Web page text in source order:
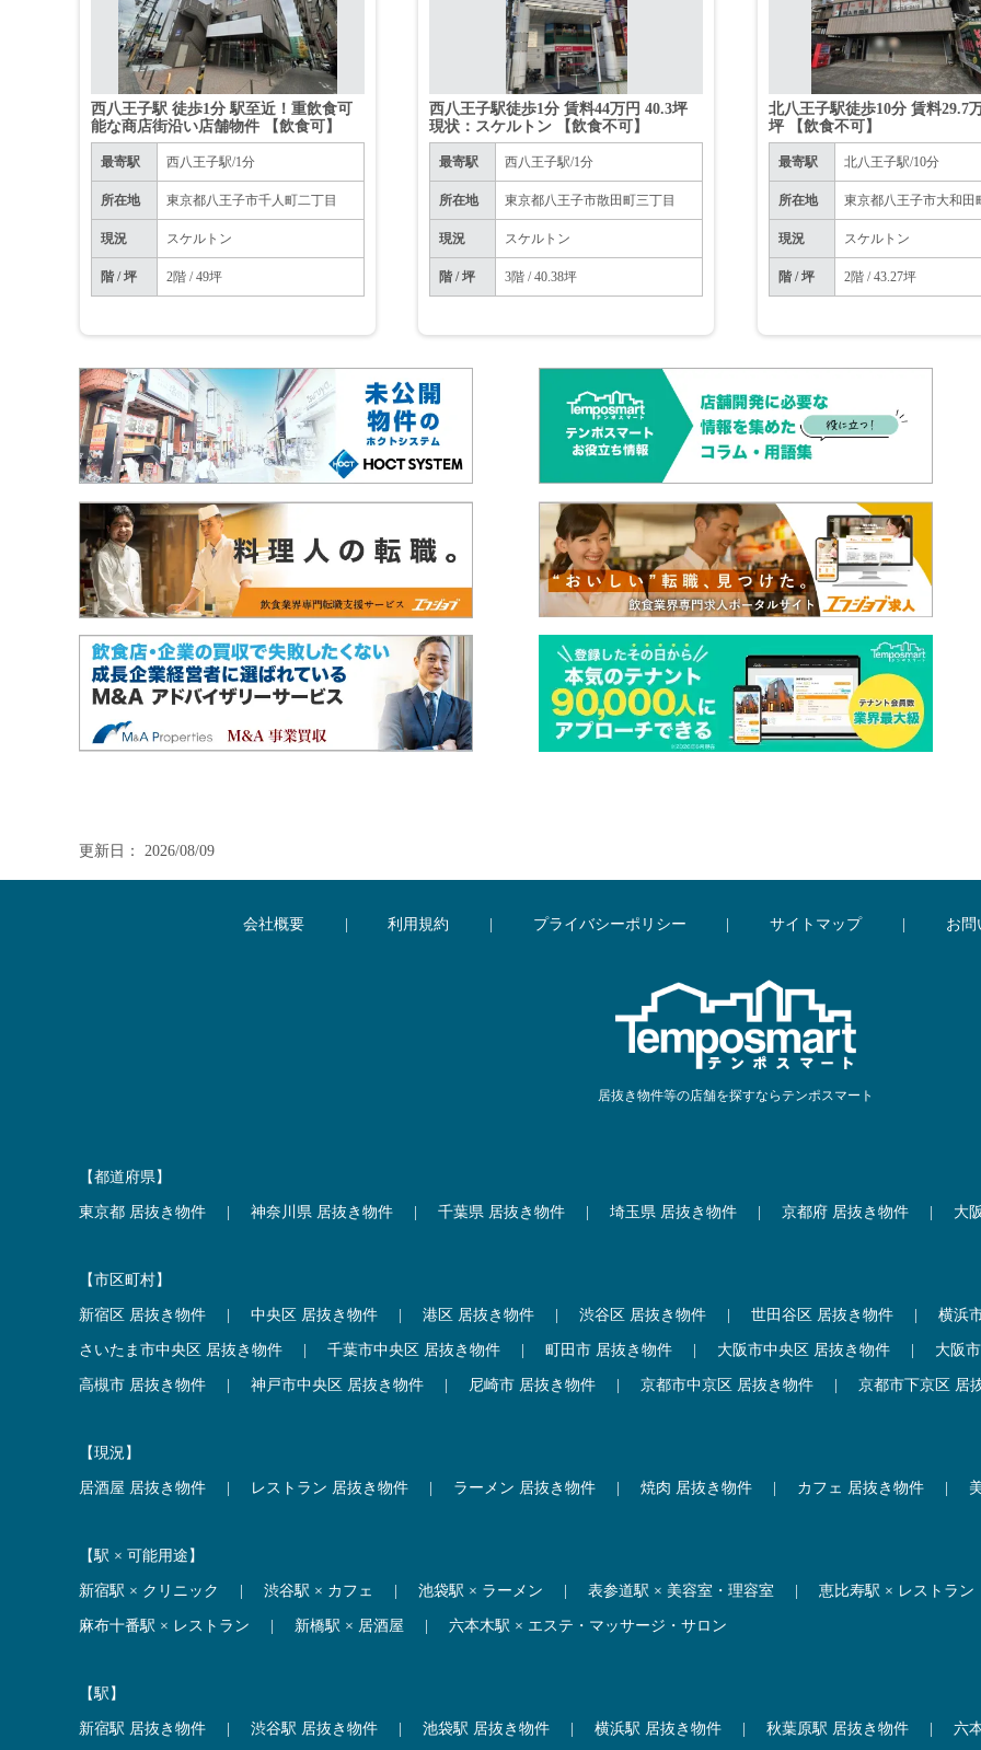
西八王子駅 徒歩1分 駅至近！重飲食可
能な商店街沿い店舗物件 【飲食可】
最寄駅 西八王子駅/1分
所在地 東京都八王子市千人町二丁目
現況 スケルトン
階 / 坪 2階 / 49坪
西八王子駅徒歩1分 賃料44万円 40.3坪
現状：スケルトン 【飲食不可】
最寄駅 西八王子駅/1分
所在地 東京都八王子市散田町三丁目
現況 スケルトン
階 / 坪 3階 / 40.38坪
北八王子駅徒歩10分 賃料29.7
坪 【飲食不可】
最寄駅 北八王子駅/10分
所在地 東京都八王子市大和田
現況 スケルトン
階 / 坪 2階 / 43.27坪
更新日： 2026/08/09
会社概要 利用規約 プライバシーポリシー サイトマップ お問
居抜き物件等の店舗を探すならテンポスマート
【都道府県】
東京都 居抜き物件 神奈川県 居抜き物件 千葉県 居抜き物件 埼玉県 居抜き物件 京都府 居抜き物件 大
【市区町村】
新宿区 居抜き物件 中央区 居抜き物件 港区 居抜き物件 渋谷区 居抜き物件 世田谷区 居抜き物件 横浜
さいたま市中央区 居抜き物件 千葉市中央区 居抜き物件 町田市 居抜き物件 大阪市中央区 居抜き物件 大阪
高槻市 居抜き物件 神戸市中央区 居抜き物件 尼崎市 居抜き物件 京都市中京区 居抜き物件 京都市下京区 居
【現況】
居酒屋 居抜き物件 レストラン 居抜き物件 ラーメン 居抜き物件 焼肉 居抜き物件 カフェ 居抜き物件
【駅 × 可能用途】
新宿駅 × クリニック 渋谷駅 × カフェ 池袋駅 × ラーメン 表参道駅 × 美容室・理容室 恵比寿駅 × レストラン
麻布十番駅 × レストラン 新橋駅 × 居酒屋 六本木駅 × エステ・マッサージ・サロン
【駅】
新宿駅 居抜き物件 渋谷駅 居抜き物件 池袋駅 居抜き物件 横浜駅 居抜き物件 秋葉原駅 居抜き物件 六